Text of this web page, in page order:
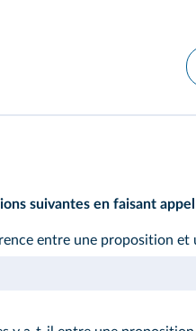
suivantes en faisant
entre une proposition et